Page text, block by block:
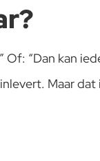
Of: “Dan kan
Maar